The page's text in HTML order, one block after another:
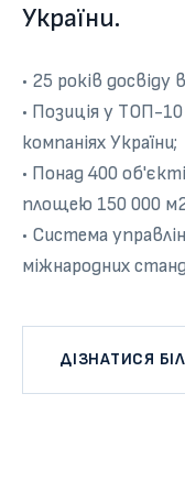
України.
• 25 років досвіду
• Позиція у ТОП-
компаніях України;
• Понад 400
площею 150 000
• Система
міжнародних
ДІЗНАТИСЯ